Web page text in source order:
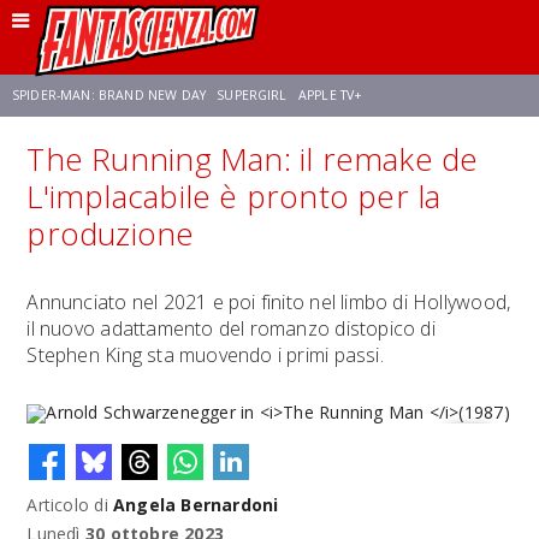
SPIDER-MAN: BRAND NEW DAY SUPERGIRL APPLE TV+
FRANCO RICCIARDIELLO ZENDAYA AVENGERS: DOOMSDAY STAR TREK
NETFLIX
The Running Man: il remake de
L'implacabile è pronto per la
produzione
Annunciato nel 2021 e poi finito nel limbo di Hollywood,
il nuovo adattamento del romanzo distopico di
Stephen King sta muovendo i primi passi.
Arnold Schwarzenegger in
Articolo di Angela Bernardoni
Lunedì 30 ottobre 2023